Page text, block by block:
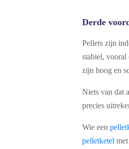
Derde
Pellets zijn
stabiel, vooral
zijn hoog en
Niets van dat
precies
Wie een
pelletketel